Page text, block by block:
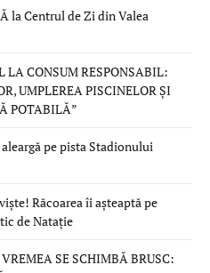
la Centrul de Zi din Valea
LA CONSUM RESPONSABIL:
UMPLEREA PISCINELOR ȘI
POTABILĂ”
pe pista Stadionului
Răcoarea îi așteaptă pe
de Natație
SE SCHIMBĂ BRUSC: